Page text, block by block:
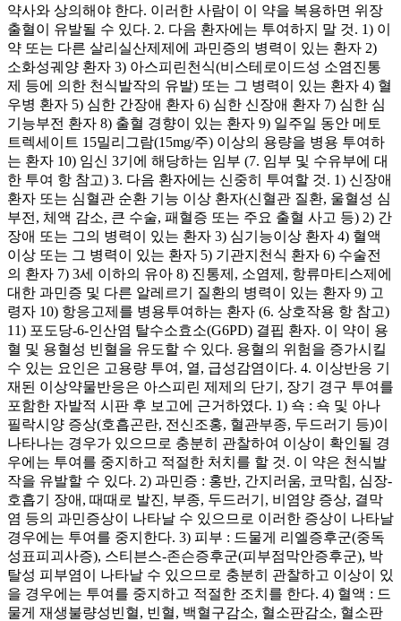
약사와 상의해야 한다. 이러한 사람이 이 약을 복용하면 위장
출혈이 유발될 수 있다. 2. 다음 환자에는 투여하지 말 것. 1) 이
약 또는 다른 살리실산제제에 과민증의 병력이 있는 환자 2)
소화성궤양 환자 3) 아스피린천식(비스테로이드성 소염진통
제 등에 의한 천식발작의 유발) 또는 그 병력이 있는 환자 4) 혈
우병 환자 5) 심한 간장애 환자 6) 심한 신장애 환자 7) 심한 심
기능부전 환자 8) 출혈 경향이 있는 환자 9) 일주일 동안 메토
트렉세이트 15밀리그람(15mg/주) 이상의 용량을 병용 투여하
는 환자 10) 임신 3기에 해당하는 임부 (7. 임부 및 수유부에 대
한 투여 항 참고) 3. 다음 환자에는 신중히 투여할 것. 1) 신장애
환자 또는 심혈관 순환 기능 이상 환자(신혈관 질환, 울혈성 심
부전, 체액 감소, 큰 수술, 패혈증 또는 주요 출혈 사고 등) 2) 간
장애 또는 그의 병력이 있는 환자 3) 심기능이상 환자 4) 혈액
이상 또는 그 병력이 있는 환자 5) 기관지천식 환자 6) 수술전
의 환자 7) 3세 이하의 유아 8) 진통제, 소염제, 항류마티스제에
대한 과민증 및 다른 알레르기 질환의 병력이 있는 환자 9) 고
령자 10) 항응고제를 병용투여하는 환자 (6. 상호작용 항 참고)
11) 포도당-6-인산염 탈수소효소(G6PD) 결핍 환자. 이 약이 용
혈 및 용혈성 빈혈을 유도할 수 있다. 용혈의 위험을 증가시킬
수 있는 요인은 고용량 투여, 열, 급성감염이다. 4. 이상반응 기
재된 이상약물반응은 아스피린 제제의 단기, 장기 경구 투여를
포함한 자발적 시판 후 보고에 근거하였다. 1) 쇽 : 쇽 및 아나
필락시양 증상(호흡곤란, 전신조홍, 혈관부종, 두드러기 등)이
나타나는 경우가 있으므로 충분히 관찰하여 이상이 확인될 경
우에는 투여를 중지하고 적절한 처치를 할 것. 이 약은 천식발
작을 유발할 수 있다. 2) 과민증 : 홍반, 간지러움, 코막힘, 심장-
호흡기 장애, 때때로 발진, 부종, 두드러기, 비염양 증상, 결막
염 등의 과민증상이 나타날 수 있으므로 이러한 증상이 나타날
경우에는 투여를 중지한다. 3) 피부 : 드물게 리엘증후군(중독
성표피괴사증), 스티븐스-존슨증후군(피부점막안증후군), 박
탈성 피부염이 나타날 수 있으므로 충분히 관찰하고 이상이 있
을 경우에는 투여를 중지하고 적절한 조치를 한다. 4) 혈액 : 드
물게 재생불량성빈혈, 빈혈, 백혈구감소, 혈소판감소, 혈소판